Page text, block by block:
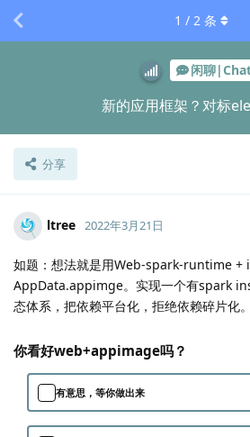
闲聊
新的应用框架？对标
分享
1 / 2 条
ltree 2022年3月21日
如题：想法就是用Web-spark-runtime +
AppData.appimge。实现一个有spark
态体系，把依赖平台化，拒绝依赖碎片化。
你看好web+appimage吗？
有意思，等你做出来